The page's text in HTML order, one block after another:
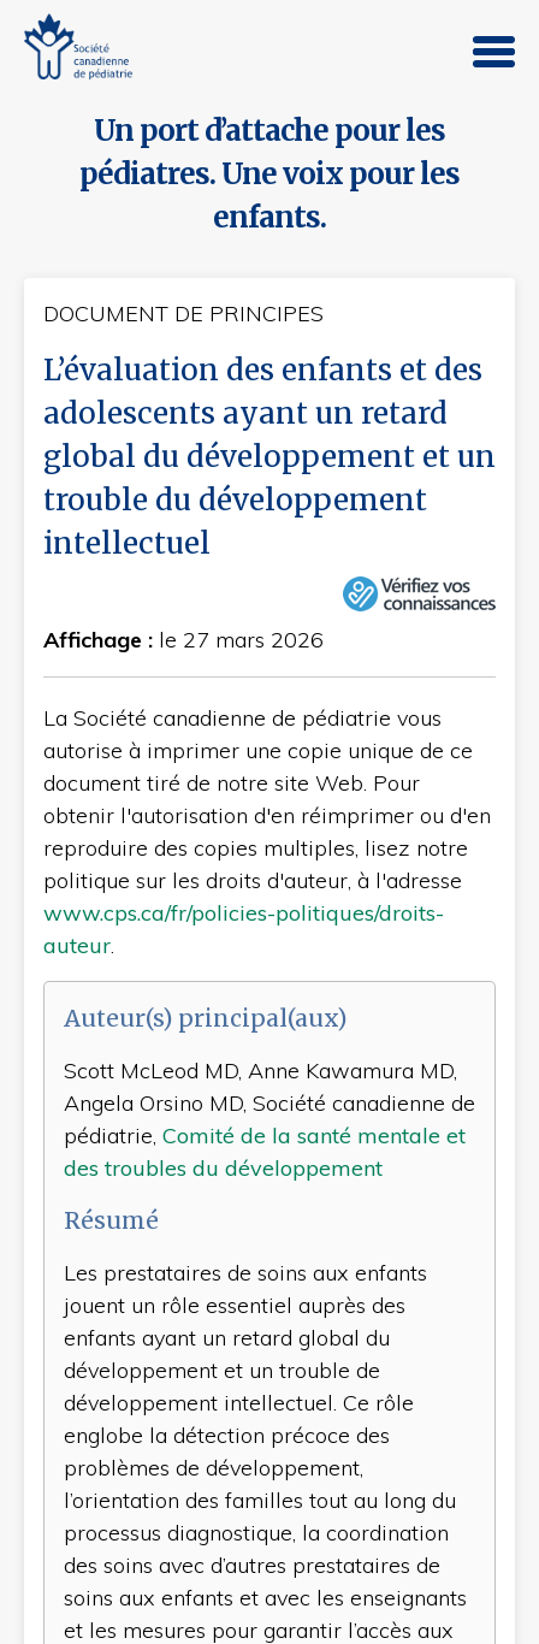
Un port d’attache pour les
pédiatres. Une voix pour les
enfants.
DOCUMENT DE PRINCIPES
L’évaluation des enfants et des
adolescents ayant un retard
global du développement et un
trouble du développement
intellectuel
Affichage : le 27 mars 2026
La Société canadienne de pédiatrie vous
autorise à imprimer une copie unique de ce
document tiré de notre site Web. Pour
obtenir l'autorisation d'en réimprimer ou d'en
reproduire des copies multiples, lisez notre
politique sur les droits d'auteur, à l'adresse
www.cps.ca/fr/policies-politiques/droits-
auteur.
Auteur(s) principal(aux)
Scott McLeod MD, Anne Kawamura MD,
Angela Orsino MD, Société canadienne de
pédiatrie, Comité de la santé mentale et
des troubles du développement
Résumé
Les prestataires de soins aux enfants
jouent un rôle essentiel auprès des
enfants ayant un retard global du
développement et un trouble de
développement intellectuel. Ce rôle
englobe la détection précoce des
problèmes de développement,
l’orientation des familles tout au long du
processus diagnostique, la coordination
des soins avec d’autres prestataires de
soins aux enfants et avec les enseignants
et les mesures pour garantir l’accès aux